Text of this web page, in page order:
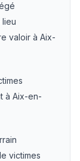
valoir à Aix-
à Aix-en-
victimes